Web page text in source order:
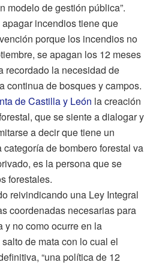
modelo de gestión pública”.
incendios tiene que
porque los incendios no
se apagan los 12 meses
recordado la necesidad de
continua de bosques y campos.
de Castilla y León la creación
que se siente a dialogar y
a decir que tiene un
de bombero forestal va
es la persona que se
forestales.
reivindicando una Ley Integral
coordenadas necesarias para
y no como ocurre en la
de mata con lo cual el
“una política de 12